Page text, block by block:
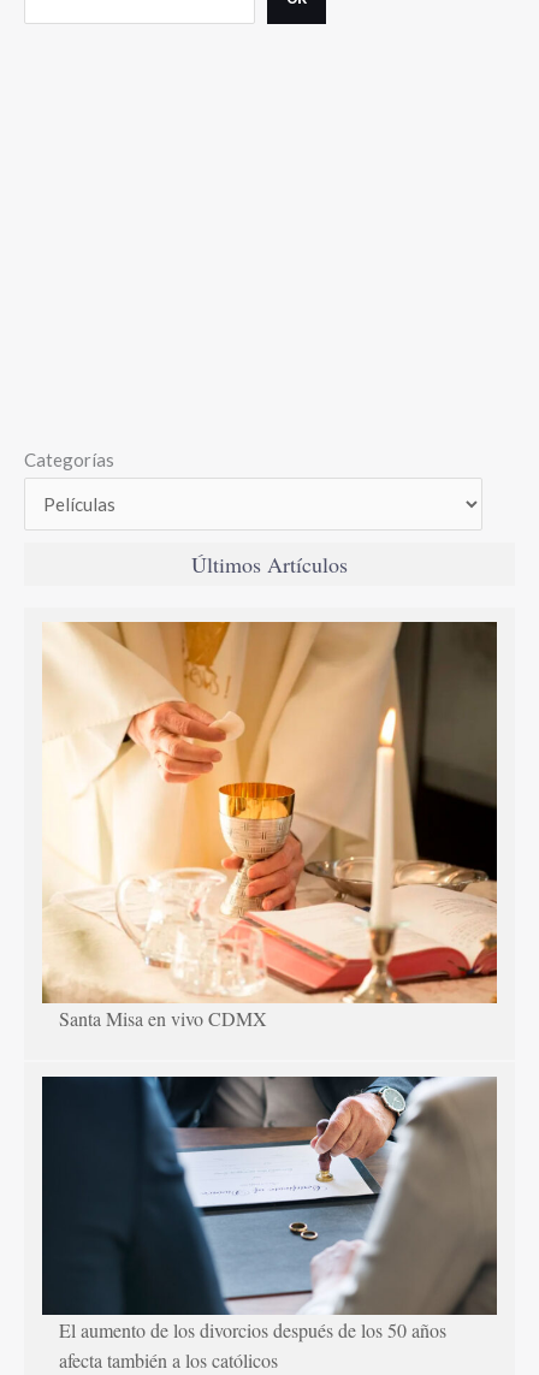
Categorías
Últimos Artículos
Santa Misa en vivo CDMX
El aumento de los divorcios después de los 50 años
afecta también a los católicos